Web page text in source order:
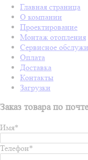
Главная страница
О компании
Проектирование
Монтаж отопления
Сервисное
Оплата
Доставка
Контакты
Загрузки
Заказ товара по почте
Имя*
Телефон*